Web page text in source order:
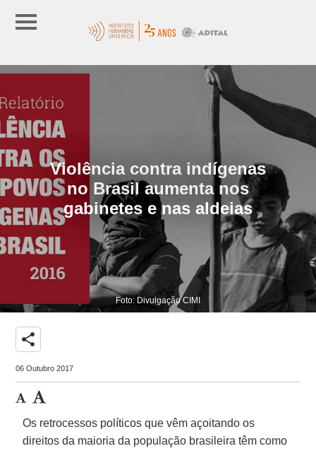
Violência contra indígenas
no Brasil aumenta nos
gabinetes e nas aldeias
Foto: Divulgação CIMI
share
06 Outubro 2017
Os retrocessos políticos que vêm açoitando os
direitos da maioria da população brasileira têm como